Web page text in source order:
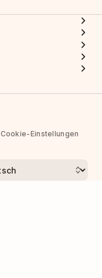
Cookie-Einstellungen